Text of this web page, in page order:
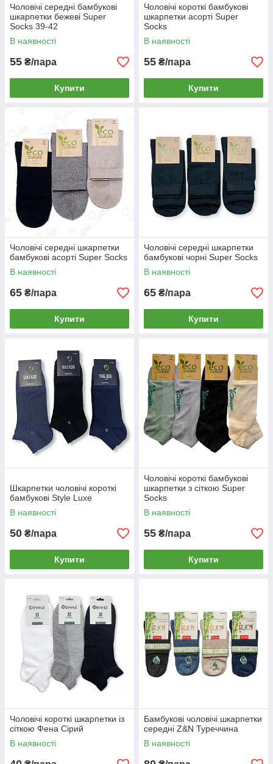
Чоловічі середні бамбукові
шкарпетки бежеві Super
Socks 39-42
В наявності
55 ₴/пара
Купити
Чоловічі короткі бамбукові
шкарпетки асорті Super
Socks
В наявності
55 ₴/пара
Купити
Чоловічі середні шкарпетки
бамбукові асорті Super Socks
В наявності
65 ₴/пара
Купити
Чоловічі середні шкарпетки
бамбукові чорні Super Socks
В наявності
65 ₴/пара
Купити
Шкарпетки чоловічі короткі
бамбукові Style Luxe
В наявності
50 ₴/пара
Купити
Чоловічі короткі бамбукові
шкарпетки з сіткою Super
Socks
В наявності
55 ₴/пара
Купити
Чоловічі короткі шкарпетки із
сіткою Фена Сірий
В наявності
Бамбукові чоловічі шкарпетки
середні Z&N Туреччина
В наявності